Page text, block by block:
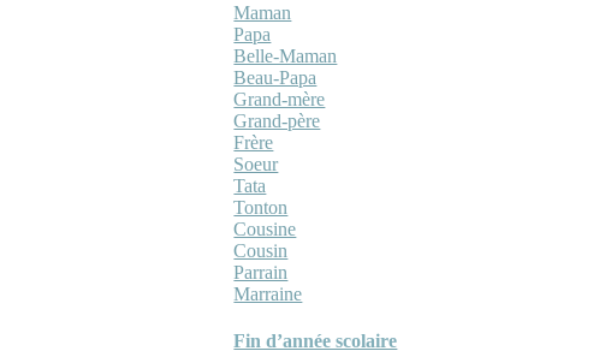
Maman
Papa
Belle-Maman
Beau-Papa
Grand-mère
Grand-père
Frère
Soeur
Tata
Tonton
Cousine
Cousin
Parrain
Marraine
Fin d’année scolaire